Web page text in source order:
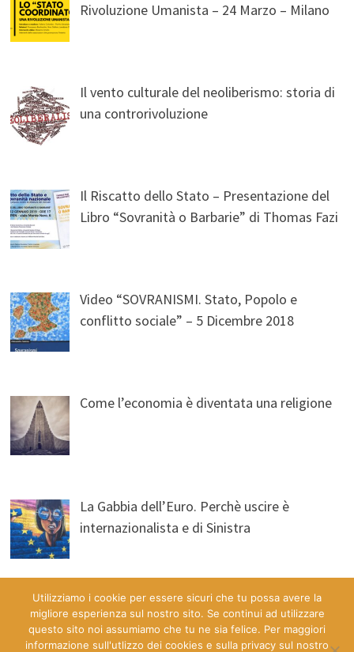
Rivoluzione Umanista – 24 Marzo – Milano
Il vento culturale del neoliberismo: storia di
una controrivoluzione
Il Riscatto dello Stato – Presentazione del
Libro “Sovranità o Barbarie” di Thomas Fazi
Video “SOVRANISMI. Stato, Popolo e
conflitto sociale” – 5 Dicembre 2018
Come l’economia è diventata una religione
La Gabbia dell’Euro. Perchè uscire è
internazionalista e di Sinistra
Utilizziamo i cookie per essere sicuri che tu possa avere la
migliore esperienza sul nostro sito. Se continui ad utilizzare
questo sito noi assumiamo che tu ne sia felice. Per maggiori
informazione sull'utlizzo dei cookies e sulla privacy sul nostro